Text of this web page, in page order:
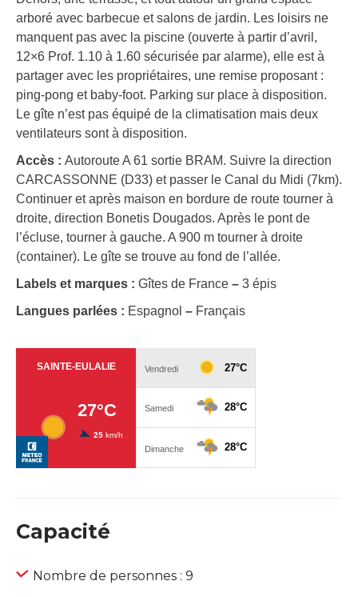
arboré avec barbecue et salons de jardin. Les loisirs ne
manquent pas avec la piscine (ouverte à partir d’avril,
12×6 Prof. 1.10 à 1.60 sécurisée par alarme), elle est à
partager avec les propriétaires, une remise proposant :
ping-pong et baby-foot. Parking sur place à disposition.
Le gîte n’est pas équipé de la climatisation mais deux
ventilateurs sont à disposition.
Accès : Autoroute A 61 sortie BRAM. Suivre la direction
CARCASSONNE (D33) et passer le Canal du Midi (7km).
Continuer et après maison en bordure de route tourner à
droite, direction Bonetis Dougados. Après le pont de
l’écluse, tourner à gauche. A 900 m tourner à droite
(container). Le gîte se trouve au fond de l’allée.
Labels et marques : Gîtes de France – 3 épis
Langues parlées : Espagnol – Français
Capacité
Nombre de personnes : 9